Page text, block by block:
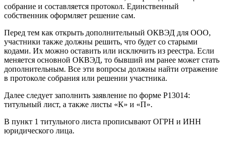
собрание и составляется протокол. Единственный
собственник оформляет решение сам.
Перед тем как открыть дополнительный ОКВЭД для ООО,
участники также должны решить, что будет со старыми
кодами. Их можно оставить или исключить из реестра. Если
меняется основной ОКВЭД, то бывший им ранее может стать
дополнительным. Все эти вопросы должны найти отражение
в протоколе собрания или решении участника.
Далее следует заполнить заявление по форме Р13014:
титульный лист, а также листы «К» и «П».
В пункт 1 титульного листа прописывают ОГРН и ИНН
юридического лица.